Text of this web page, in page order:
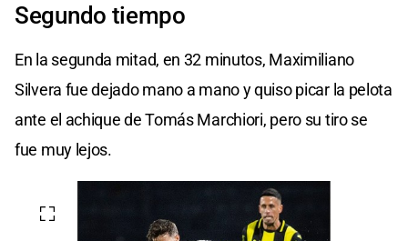
Segundo tiempo
En la segunda mitad, en 32 minutos, Maximiliano
Silvera fue dejado mano a mano y quiso picar la pelota
ante el achique de Tomás Marchiori, pero su tiro se
fue muy lejos.